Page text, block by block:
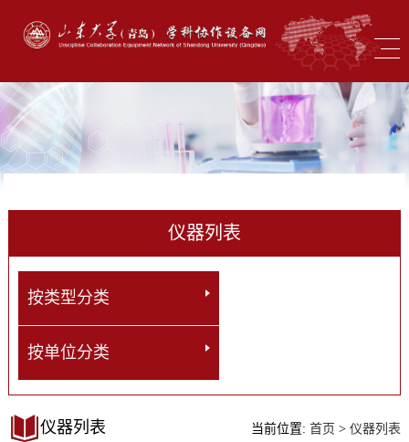
仪器列表
按类型分类
按单位分类
仪器列表 当前位置:首页 >仪器列表